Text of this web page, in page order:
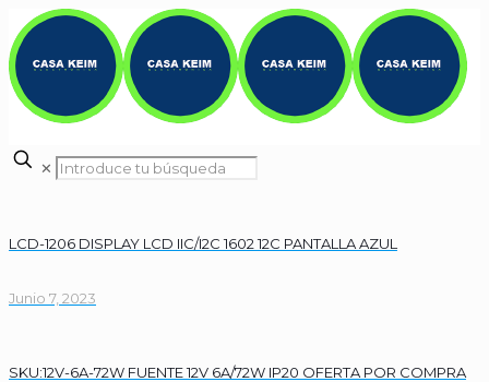
✕
LCD-1206 DISPLAY LCD IIC/I2C 1602 12C PANTALLA AZUL
Junio 7, 2023
SKU:12V-6A-72W FUENTE 12V 6A/72W IP20 OFERTA POR COMPRA